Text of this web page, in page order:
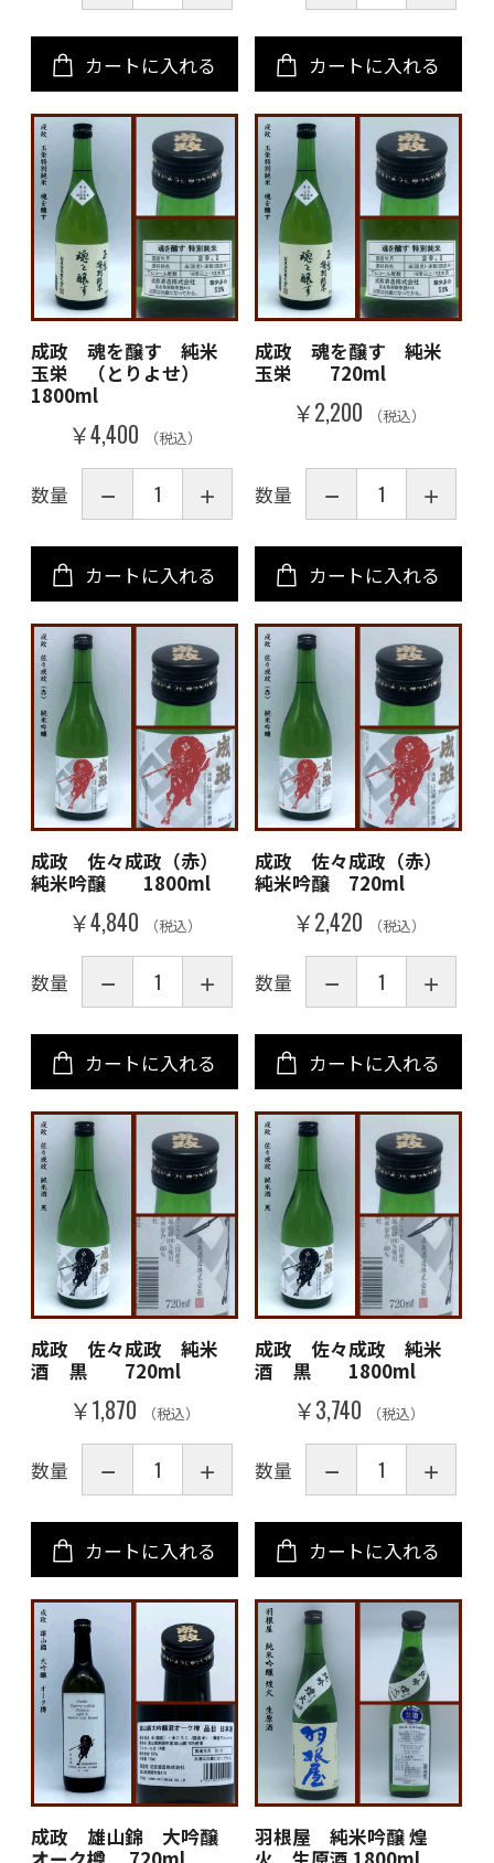
カートに入れる カートに入れる
成政 魂を醸す 純米
玉栄 （とりよせ）
1800ml
￥4,400 （税込）
数量
カートに入れる
成政 魂を醸す 純米
玉栄 720ml
￥2,200 （税込）
数量
カートに入れる
成政 佐々成政（赤）
純米吟醸 1800ml
￥4,840 （税込）
数量
カートに入れる
成政 佐々成政（赤）
純米吟醸 720ml
￥2,420 （税込）
数量
カートに入れる
成政 佐々成政 純米
酒 黒 720ml
￥1,870 （税込）
数量
カートに入れる
成政 佐々成政 純米
酒 黒 1800ml
￥3,740 （税込）
数量
カートに入れる
成政 雄山錦 大吟醸
羽根屋 純米吟醸 煌